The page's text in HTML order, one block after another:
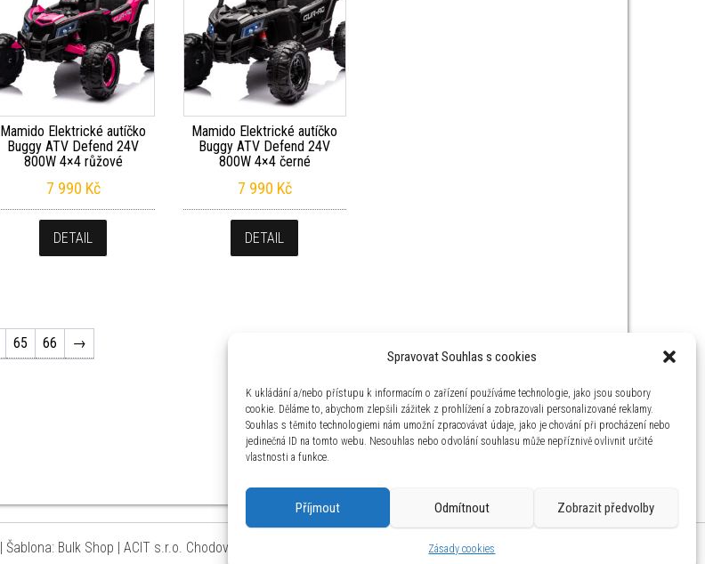
Spravovat Souhlas s cookies
K ukládání a/nebo přístupu k informacím o zařízení používáme technologie, jako jsou soubory
cookie. Děláme to, abychom zlepšili zážitek z prohlížení a zobrazovali personalizované reklamy.
Souhlas s těmito technologiemi nám umožní zpracovávat údaje, jako je chování při procházení nebo
jedinečná ID na tomto webu. Nesouhlas nebo odvolání souhlasu může nepříznivě ovlivnit určité
vlastnosti a funkce.
Příjmout Odmítnout Zobrazit předvolby
Zásady cookies
Mamido Elektrické autíčko
Buggy ATV Defend 24V
800W 4×4 růžové
7 990 Kč
DETAIL
Mamido Elektrické autíčko
Buggy ATV Defend 24V
800W 4×4 černé
7 990 Kč
DETAIL
65 66 →
Šablona: Bulk Shop | ACIT s.r.o. Chodovská 228/3 Praha 4 IČ: 26454424